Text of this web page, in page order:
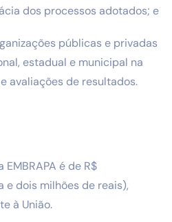
dos processos adotados; e
públicas e privadas
estadual e municipal na
avaliações de resultados.
é de R$
dois milhões de reais),
à União.